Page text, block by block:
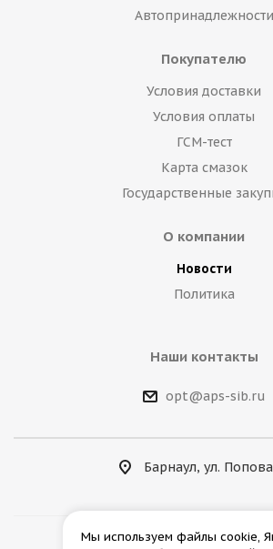
Автопринадлежности
Покупателю
Условия доставки
Условия оплаты
ГСМ-тест
Карта смазок
Государственные
О компании
Новости
Политика
Наши контакты
opt@aps-sib.ru
Барнаул, ул.
Мы используем файлы cookie,